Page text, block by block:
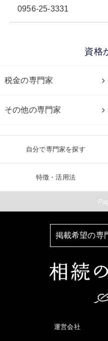
0956-25-3331
資格
税金の専門家
その他の専門家
自分で専門家を探す
特徴・活用法
掲載希望の専
運営会社